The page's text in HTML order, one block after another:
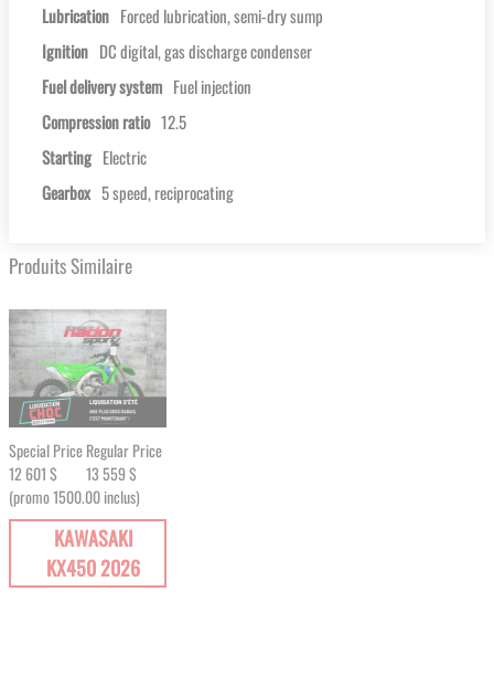
Lubrication Forced lubrication, semi-dry sump
Ignition DC digital, gas discharge condenser
Fuel delivery system Fuel injection
Compression ratio 12.5
Starting Electric
Gearbox 5 speed, reciprocating
Produits Similaire
Special Price
12 601 $
Regular Price
13 559 $
(promo 1500.00 inclus)
KAWASAKI
KX450 2026